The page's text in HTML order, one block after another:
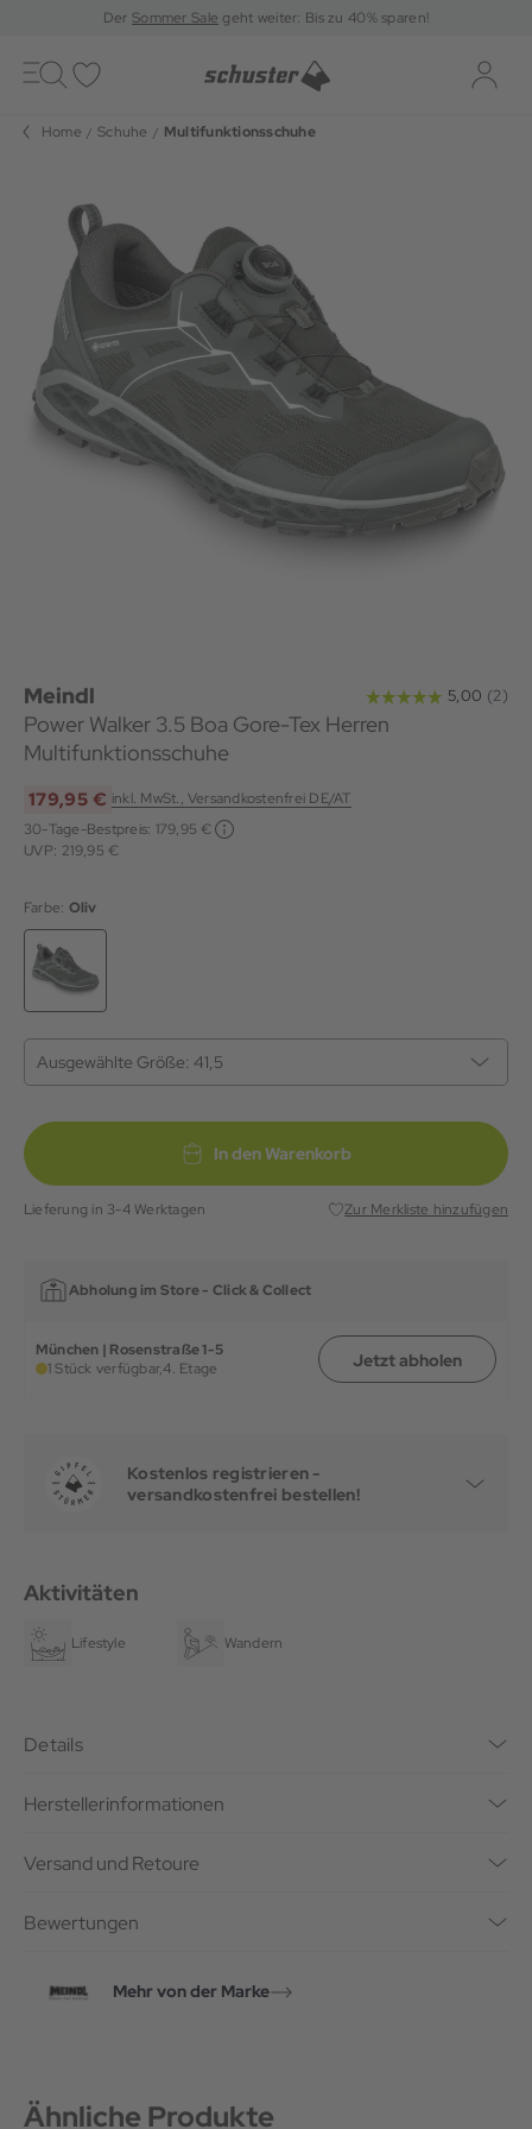
DerSommer Sale geht weiter: Bis zu 40% sparen!
Toggle
navigation
Home Schuhe Multifunktionsschuhe
Meindl
Power Walker 3.5 Boa Gore-Tex Herren
Multifunktionsschuhe
179,95 € inkl. MwSt., Versandkostenfrei DE/AT
30-Tage-Bestpreis: 179,95 €
UVP: 219,95 €
Farbe: Oliv
Ausgewählte Größe: 41,5
In den Warenkorb
Lieferung in 3-4 Werktagen Zur Merkliste hinzufügen
Abholung im Store - Click & Collect
München | Rosenstraße 1-5
1 Stück verfügbar,4. Etage Jetzt abholen
Kostenlos registrieren -
versandkostenfrei bestellen!
Aktivitäten
Lifestyle Wandern
Details
Herstellerinformationen
Versand und Retoure
Bewertungen
Mehr von der Marke
Ähnliche Produkte